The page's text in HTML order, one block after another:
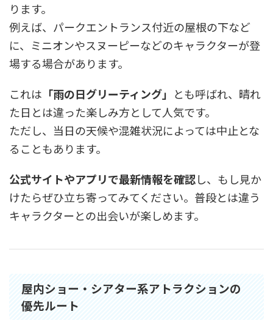
ります。
例えば、パークエントランス付近の屋根の下など
に、ミニオンやスヌーピーなどのキャラクターが登
場する場合があります。
これは 「雨の日グリーティング」 とも呼ばれ、晴れ
た日とは違った楽しみ方として人気です。
ただし、当日の天候や混雑状況によっては中止とな
ることもあります。
公式サイトやアプリで最新情報を確認し、もし見か
けたらぜひ立ち寄ってみてください。普段とは違う
キャラクターとの出会いが楽しめます。
屋内ショー・シアター系アトラクションの
優先ルート